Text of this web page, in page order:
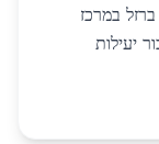
במרכז
יעילות